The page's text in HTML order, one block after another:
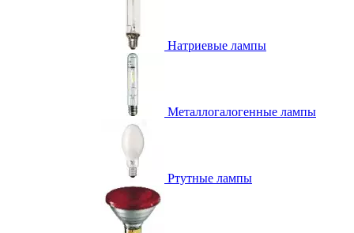
Натриевые лампы
Металлогалогенные лампы
Ртутные лампы